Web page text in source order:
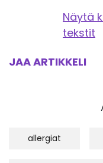
Näytä
tekstit
JAA ARTIKKELI
allergiat